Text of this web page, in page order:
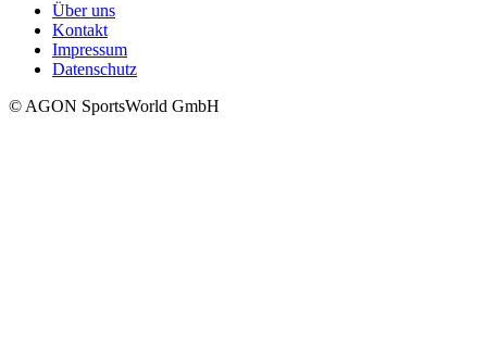
Über uns
Kontakt
Impressum
Datenschutz
© AGON SportsWorld GmbH